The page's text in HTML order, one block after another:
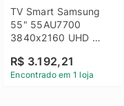
TV Smart Samsung
55" 55AU7700
3840x2160 UHD
Bluetooth
R$ 3.192,21
Encontrado em 1 loja